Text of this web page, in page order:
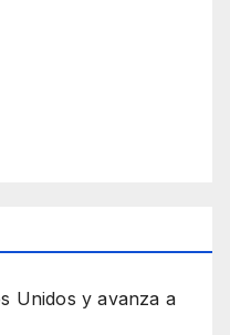
Unidos y avanza a